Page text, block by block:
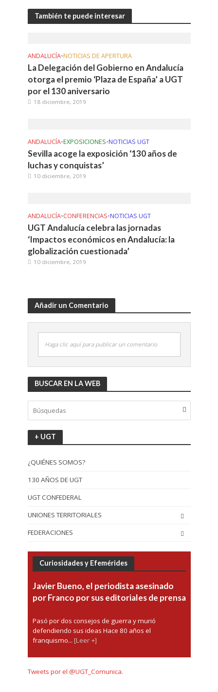
También te puede interesar
ANDALUCÍA•NOTICIAS DE APERTURA
La Delegación del Gobierno en Andalucía
otorga el premio ‘Plaza de España’ a UGT
por el 130 aniversario
18 diciembre, 2019
ANDALUCÍA•EXPOSICIONES•NOTICIAS UGT
Sevilla acoge la exposición ‘130 años de
luchas y conquistas’
10 diciembre, 2019
ANDALUCÍA•CONFERENCIAS•NOTICIAS UGT
UGT Andalucía celebra las jornadas
‘Impactos económicos en Andalucía: la
globalización cuestionada’
10 diciembre, 2019
Añadir un Comentario
Haga clic aquí para publicar un comentario
BUSCAR EN LA WEB
+ UGT
¿QUIÉNES SOMOS?
130 AÑOS DE UGT
UGT CONFEDERAL
UNIONES TERRITORIALES
FEDERACIONES
Curiosidades y Efemérides
Javier Bueno, el periodista asesinado
por Franco por sus editoriales de prensa
Pasó por dos consejos de guerra y murió
defendiendo sus ideas Hace 80 años el
franquismo... [Leer +]
Tweets por el @UGT_Comunica.